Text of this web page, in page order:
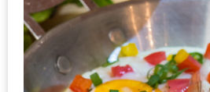
ที่
ใน